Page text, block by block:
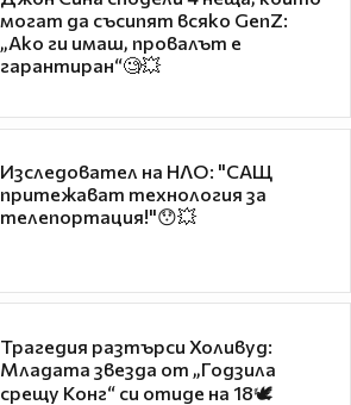
могат да съсипят всяко GenZ:
„Ако ги имаш, провалът е
гарантиран“🧐💥
Изследовател на НЛО: "САЩ
притежават технология за
телепортация!"😯💥
Трагедия разтърси Холивуд:
Младата звезда от „Годзила
срещу Конг“ си отиде на 18🕊️